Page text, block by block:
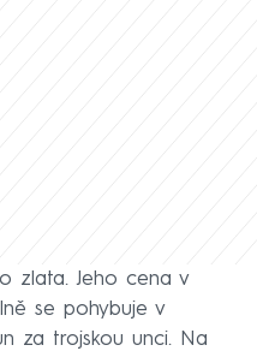
zlata. Jeho cena v
se pohybuje v
za trojskou unci. Na